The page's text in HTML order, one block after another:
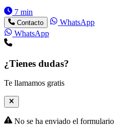
7 min
Contacto
WhatsApp
WhatsApp
¿Tienes dudas?
Te llamamos gratis
No se ha enviado el formulario